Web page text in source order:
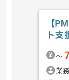
【
ト
〜
業